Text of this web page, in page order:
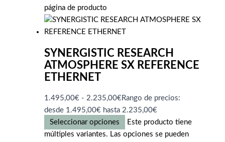
página de producto
SYNERGISTIC RESEARCH
ATMOSPHERE SX REFERENCE
ETHERNET
1.495,00€ - 2.235,00€Rango de precios:
desde 1.495,00€ hasta 2.235,00€
Seleccionar opciones
Este producto tiene
múltiples variantes. Las opciones se pueden